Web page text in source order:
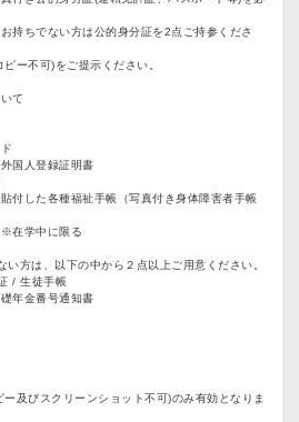
持ちでない方は公的身分証を2点ご持参くださ
ー不可)をご提示ください。
て
国人登録証明書
付した各種福祉手帳（写真付き身体障害者手帳
※在学中に限る
い方は、以下の中から２点以上ご用意ください。
/ 生徒手帳
年金番号通知書
及びスクリーンショット不可)のみ有効となりま